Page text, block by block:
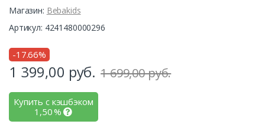
Магазин: Bebakids
Артикул: 4241480000296
-17.66%
1 399,00 руб. 1 699,00 руб.
Купить с кэшбэком
1,50%